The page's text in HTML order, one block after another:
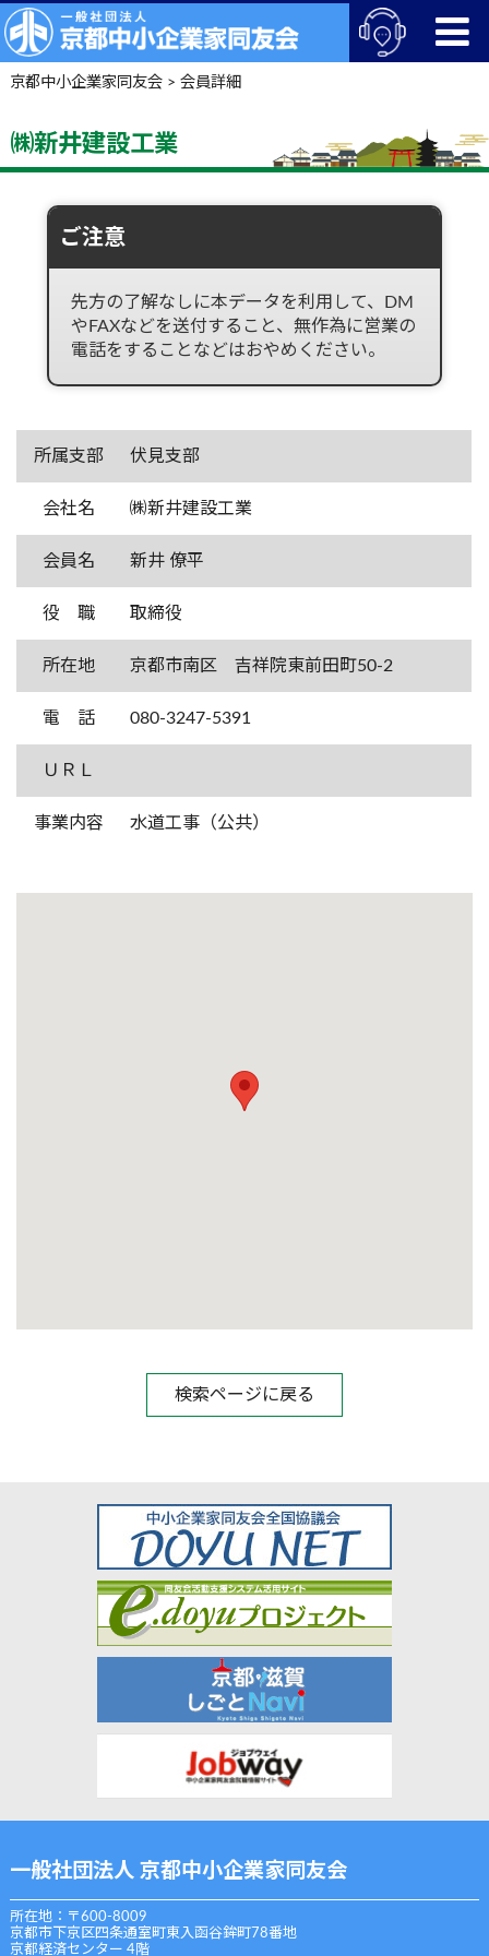
京都中小企業家同友会> 会員詳細
㈱新井建設工業
ご注意
先方の了解なしに本データを利用して、DM
やFAXなどを送付すること、無作為に営業の
電話をすることなどはおやめください。
所属支部 伏見支部
会社名 ㈱新井建設工業
会員名 新井 僚平
役 職 取締役
所在地 京都市南区 吉祥院東前田町50-2
電 話 080-3247-5391
ＵＲＬ
事業内容 水道工事（公共）
検索ページに戻る
一般社団法人 京都中小企業家同友会
所在地：〒600-8009
京都市下京区四条通室町東入函谷鉾町78番地
京都経済センター 4階